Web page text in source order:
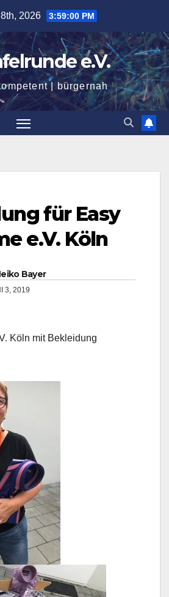
2026 3:59:01 PM
e.V.
| bürgernah
für Easy
e.V. Köln
Bayer
3, 2019
Köln mit Bekleidung